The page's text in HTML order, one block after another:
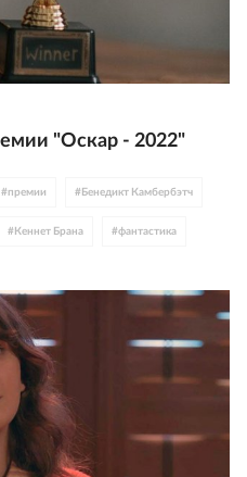
"Оскар - 2022"
#премии # Бенедикт Камбербэтч
# Кеннет Брана #фантастика
#Дени Вильнев #Дюна
# WB Discovery